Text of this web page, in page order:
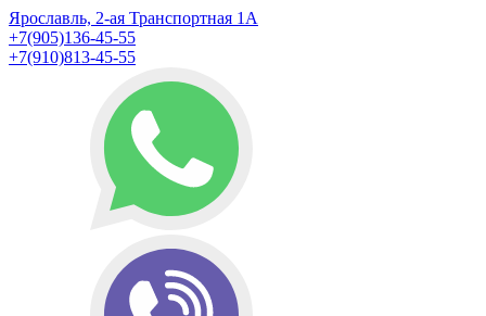
Ярославль, 2-ая Транспортная 1А
+7(905)136-45-55
+7(910)813-45-55